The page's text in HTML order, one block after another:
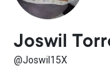
Joswil
@Joswil15X